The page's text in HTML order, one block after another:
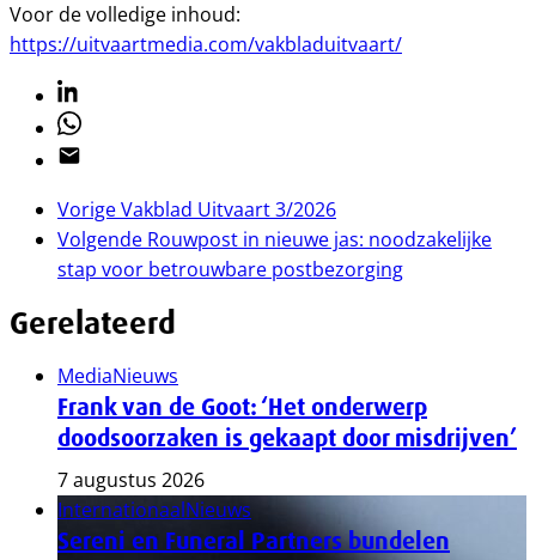
Voor de volledige inhoud:
https://uitvaartmedia.com/vakbladuitvaart/
Linkedin
Whatsapp
Email
VorigeVakblad Uitvaart 3/2026
Volgende Rouwpost in nieuwe jas: noodzakelijke
stap voor betrouwbare postbezorging
Gerelateerd
MediaNieuws
Frank van de Goot: ‘Het onderwerp
doodsoorzaken is gekaapt door misdrijven’
7 augustus 2026
InternationaalNieuws
Sereni en Funeral Partners bundelen